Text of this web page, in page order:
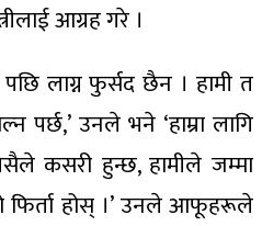
आग्रह गरे ।
पछि लाग्न फुर्सद छैन । हामी त
पर्छ,’ उनले भने ‘हाम्रा लागि
कसरी हुन्छ, हामीले जम्मा
फिर्ता होस् ।’ उनले आफूहरूले